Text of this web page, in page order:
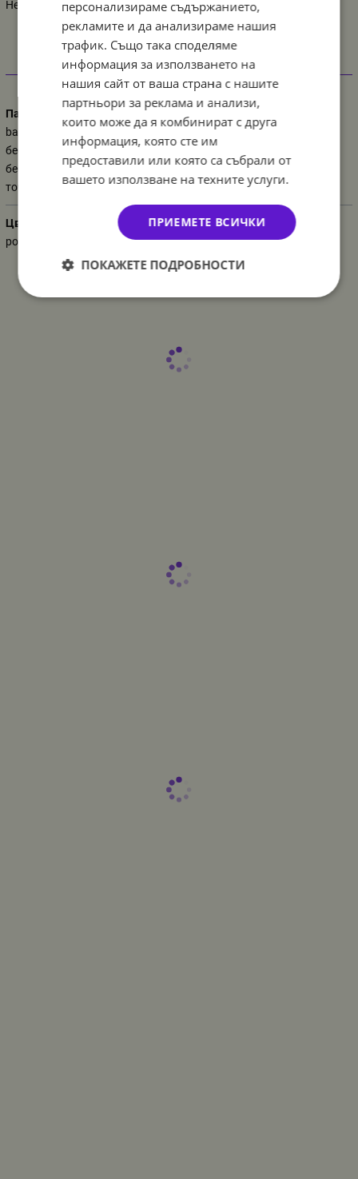
Не е пакетиран
Характеристики
Парти украса
baby shower
бебе момиче
бебешко парти
точки
Цвят
розов
персонализираме съдържанието,
рекламите и да анализираме нашия
трафик. Също така споделяме
информация за използването на
нашия сайт от ваша страна с нашите
партньори за реклама и анализи,
които може да я комбинират с друга
информация, която сте им
предоставили или която са събрали от
вашето използване на техните услуги.
ПРИЕМЕТЕ ВСИЧКИ
ПОКАЖЕТЕ ПОДРОБНОСТИ